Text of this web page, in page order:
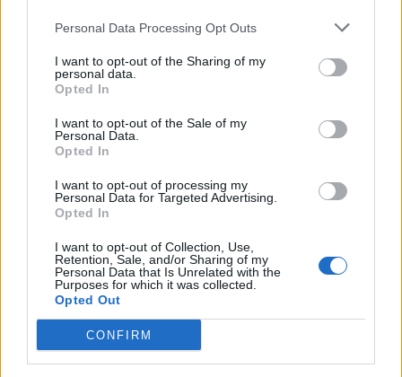
Personal Data Processing Opt Outs
I want to opt-out of the Sharing of my
personal data.
Opted In
I want to opt-out of the Sale of my
Personal Data.
Opted In
I want to opt-out of processing my
Personal Data for Targeted Advertising.
Opted In
I want to opt-out of Collection, Use,
Retention, Sale, and/or Sharing of my
Personal Data that Is Unrelated with the
Purposes for which it was collected.
Opted Out
CONFIRM